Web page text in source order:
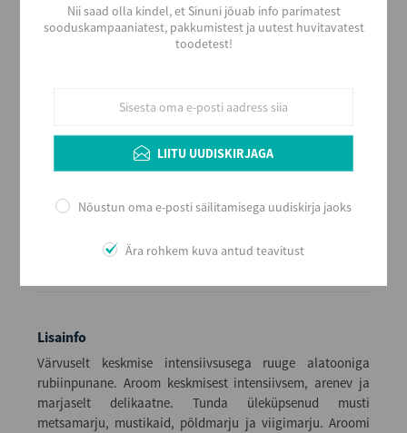
14
EAN
8413529731003
Serveerimine
Kergelt jahutatuna, 16 - 18 ºC, sihvaka kujuga bordeaux´
tüüpi veiniklaasist. Arengupotentsiaal veinikeldris 10+
soovitav dekanteerida.
Lisainfo
Värvuselt keskmise intensiivsusega ruuge alatooniga
rubiinpunane. Aroom keskmisest intensiivsem, arenev ja
marjaselt delikaatne. Tunda üleküpsenud musti
metsamarju, mustikaid, põldmarju ja viigimarju. Aroomi
Nii saad olla kindel, et Sinuni jõuab info parimatest
sooduskampaaniatest, pakkumistest ja uutest huvitavatest
toodetest!
LIITU UUDISKIRJAGA
Nõustun oma e-posti säilitamisega uudiskirja jaoks
Ära rohkem kuva antud teavitust